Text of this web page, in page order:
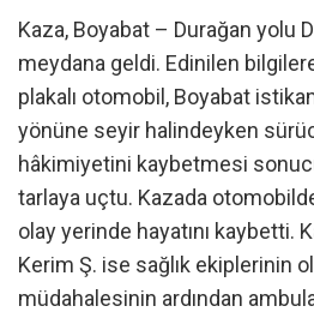
Kaza, Boyabat – Durağan yolu
meydana geldi. Edinilen
plakalı otomobil, Boyabat
yönüne seyir halindeyken
hâkimiyetini kaybetmesi
tarlaya uçtu. Kazada
olay yerinde hayatını kaybetti.
Kerim Ş. ise sağlık ekiplerinin
müdahalesinin ardından